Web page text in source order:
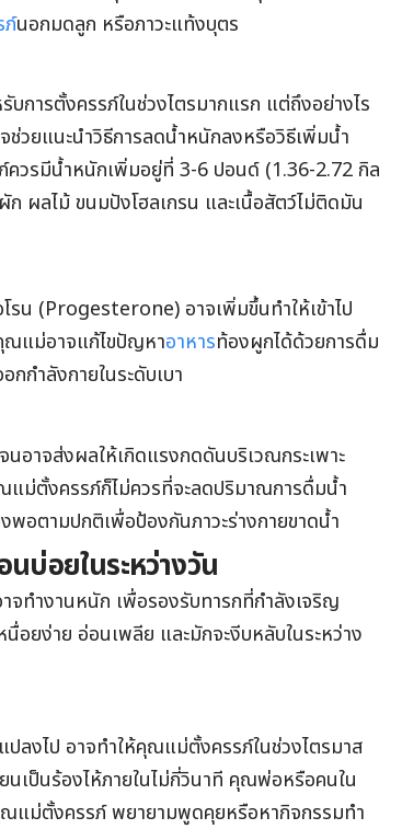
ภ์นอกมดลูก หรือภาวะแท้งบุตร
รตั้งครรภ์ในช่วงไตรมากแรก แต่ถึงอย่างไร
ยแนะนำวิธีการลดน้ำหนักลงหรือวิธีเพิ่มน้ำ
วรมีน้ำหนักเพิ่มอยู่ที่ 3-6 ปอนด์ (1.36-2.72 กิล
ก ผลไม้ ขนมปังโฮลเกรน และเนื้อสัตว์ไม่ติดมัน
โรน (Progesterone) อาจเพิ่มขึ้นทำให้เข้าไป
ณแม่อาจแก้ไขปัญหาอาหารท้องผูกได้ด้วยการดื่ม
กำลังกายในระดับเบา
นอาจส่งผลให้เกิดแรงกดดันบริเวณกระเพาะ
ม่ตั้งครรภ์ก็ไม่ควรที่จะลดปริมาณการดื่มน้ำ
พอตามปกติเพื่อป้องกันภาวะร่างกายขาดน้ำ
บ่อยในระหว่างวัน
จทำงานหนัก เพื่อรองรับทารกที่กำลังเจริญ
อยง่าย อ่อนเพลีย และมักจะงีบหลับในระหว่าง
ลงไป อาจทำให้คุณแม่ตั้งครรภ์ในช่วงไตรมาส
เป็นร้องไห้ภายในไม่กี่วินาที คุณพ่อหรือคนใน
ณแม่ตั้งครรภ์ พยายามพูดคุยหรือหากิจกรรมทำ